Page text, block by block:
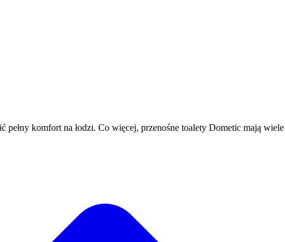
komfort na łodzi. Co więcej, przenośne toalety Dometic mają